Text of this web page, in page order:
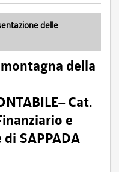
delle
della
Cat.
e
SAPPADA